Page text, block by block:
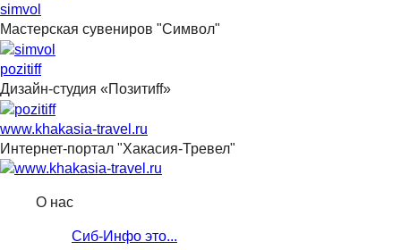
simvol
Мастерская сувениров "Символ"
pozitiff
Дизайн-студия «Позитиff»
www.khakasia-travel.ru
Интернет-портал "Хакасия-Тревел"
О нас
Сиб-Инфо это...